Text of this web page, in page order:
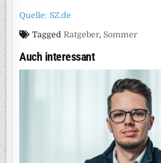
Quelle: SZ.de
TaggedRatgeber, Sommer
Auch interessant